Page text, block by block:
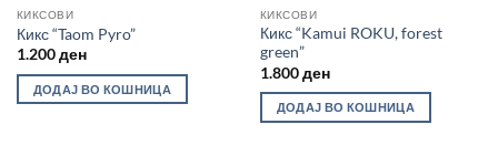
КИКСОВИ
Кикс “Taom Pyro”
1.200ден
ДОДАЈ ВО КОШНИЦА
КИКСОВИ
Кикс “Kamui ROKU, forest
green”
1.800ден
ДОДАЈ ВО КОШНИЦА